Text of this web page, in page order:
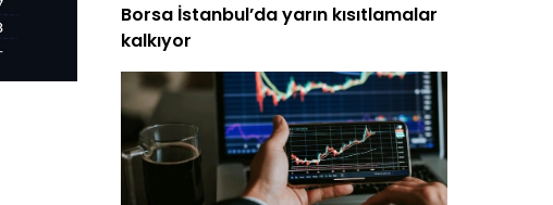
Borsa İstanbul’da yarın kısıtlamalar
kalkıyor